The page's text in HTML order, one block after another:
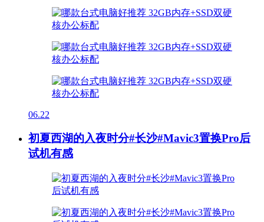
06.22
初夏西湖的入夜时分#长沙#Mavic3置换Pro后
试机有感